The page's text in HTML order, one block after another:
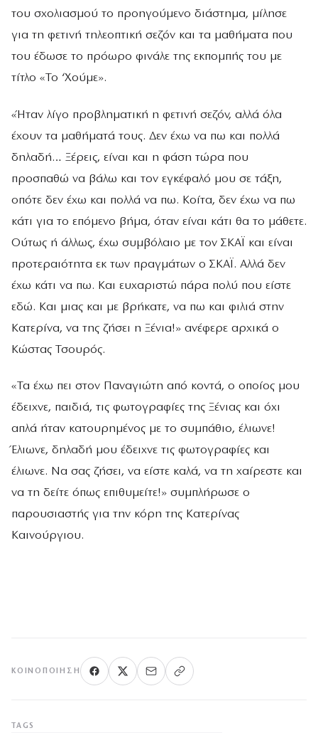
του σχολιασμού το προηγούμενο διάστημα, μίλησε
για τη φετινή τηλεοπτική σεζόν και τα μαθήματα που
του έδωσε το πρόωρο φινάλε της εκπομπής του με
τίτλο «Το ‘Χούμε».
«Ήταν λίγο προβληματική η φετινή σεζόν, αλλά όλα
έχουν τα μαθήματά τους. Δεν έχω να πω και πολλά
δηλαδή… Ξέρεις, είναι και η φάση τώρα που
προσπαθώ να βάλω και τον εγκέφαλό μου σε τάξη,
οπότε δεν έχω και πολλά να πω. Κοίτα, δεν έχω να πω
κάτι για το επόμενο βήμα, όταν είναι κάτι θα το μάθετε.
Ούτως ή άλλως, έχω συμβόλαιο με τον ΣΚΑΪ και είναι
προτεραιότητα εκ των πραγμάτων ο ΣΚΑΪ. Αλλά δεν
έχω κάτι να πω. Και ευχαριστώ πάρα πολύ που είστε
εδώ. Και μιας και με βρήκατε, να πω και φιλιά στην
Κατερίνα, να της ζήσει η Ξένια!» ανέφερε αρχικά ο
Κώστας Τσουρός.
«Τα έχω πει στον Παναγιώτη από κοντά, ο οποίος μου
έδειχνε, παιδιά, τις φωτογραφίες της Ξένιας και όχι
απλά ήταν κατουρημένος με το συμπάθιο, έλιωνε!
Έλιωνε, δηλαδή μου έδειχνε τις φωτογραφίες και
έλιωνε. Να σας ζήσει, να είστε καλά, να τη χαίρεστε και
να τη δείτε όπως επιθυμείτε!» συμπλήρωσε ο
παρουσιαστής για την κόρη της Κατερίνας
Καινούργιου.
ΚΟΙΝΟΠΟΊΗΣΗ
TAGS